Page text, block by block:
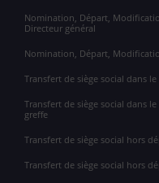
Nomination, Départ,
Directeur général
Nomination, Départ,
Transfert de siège social dans
Transfert de siège social dans
greffe
Transfert de siège social hors
Transfert de siège social hors